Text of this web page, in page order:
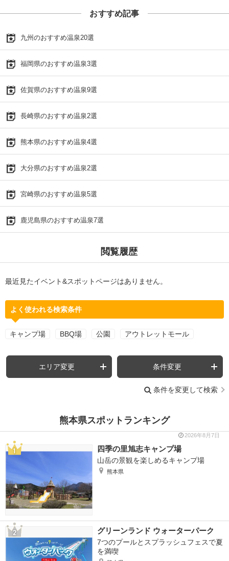
おすすめ記事
九州のおすすめ温泉20選
福岡県のおすすめ温泉3選
佐賀県のおすすめ温泉9選
長崎県のおすすめ温泉2選
熊本県のおすすめ温泉4選
大分県のおすすめ温泉2選
宮崎県のおすすめ温泉5選
鹿児島県のおすすめ温泉7選
閲覧履歴
最近見たイベント&スポットページはありません。
よく使われる検索条件
キャンプ場 BBQ場 公園 アウトレットモール
エリア変更 条件変更
条件を変更して検索
熊本県スポットランキング
2026年8月7日
四季の里旭志キャンプ場
山岳の景観を楽しめるキャンプ場
熊本県
グリーンランド ウォーターパーク
7つのプールとスプラッシュフェスで夏
を満喫